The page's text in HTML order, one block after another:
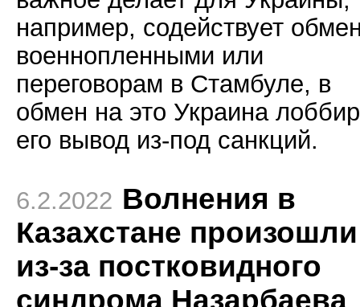
например, содействует
военнопленными или
переговорам в Стамбуле, в
обмен на это Украина
его вывод из-под санкций.
6.2.2022 Волнения в
Казахстане произошли
из-за постковидного
синдрома Назарбаева